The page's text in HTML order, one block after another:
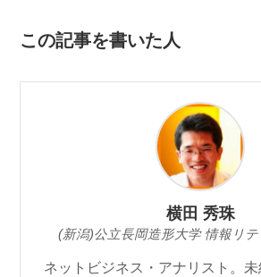
この記事を書いた人
横田 秀珠
(新潟)公立長岡造形大学 情報リ
ネットビジネス・アナリスト。